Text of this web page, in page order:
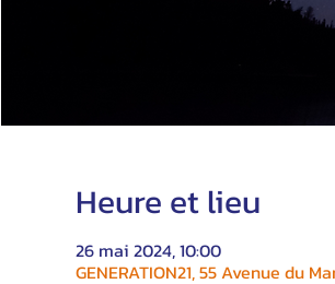
Heure et lieu
26 mai 2024, 10:00
GENERATION21, 55 Avenue du